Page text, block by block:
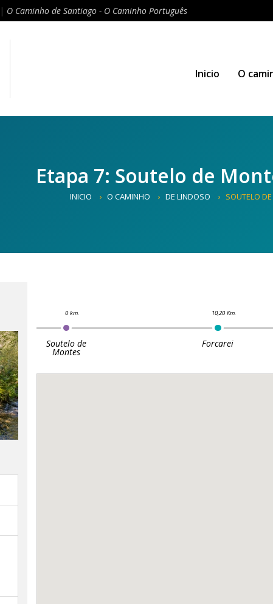
| O Caminho de Santiago - O Caminho Português
Inicio O
Etapa 7: Soutelo de
INICIO O CAMINHO DE LINDOSO SOUTELO
Soutelo de
Montes
Forcarei